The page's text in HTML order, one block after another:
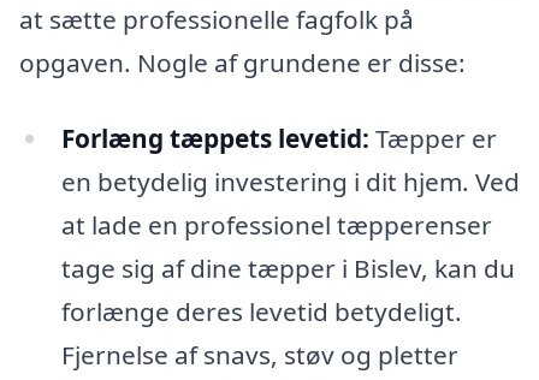
at sætte professionelle fagfolk på
opgaven. Nogle af grundene er disse:
Forlæng tæppets levetid: Tæpper er
en betydelig investering i dit hjem. Ved
at lade en professionel tæpperenser
tage sig af dine tæpper i Bislev, kan du
forlænge deres levetid betydeligt.
Fjernelse af snavs, støv og pletter